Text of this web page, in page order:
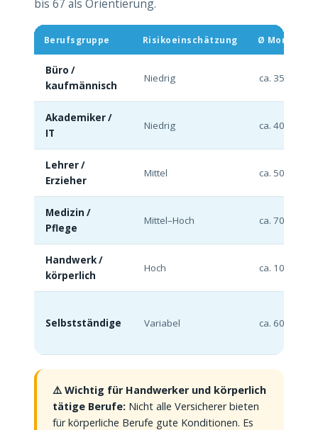
bis 67 als Orientierung.
Berufsgruppe Risikoeinschätzung Ø
Büro /
kaufmännisch
Niedrig ca. 35–60 €
Akademiker /
IT
Niedrig ca. 40–70 €
Lehrer /
Erzieher
Mittel ca. 50–90 €
Medizin /
Pflege
Mittel–Hoch ca. 70–130 €
Handwerk /
körperlich
Hoch ca. 100–200
Selbstständige Variabel ca. 60–180 €
⚠️ Wichtig für Handwerker und körperlich
tätige Berufe: Nicht alle Versicherer bieten
für körperliche Berufe gute Konditionen. Es